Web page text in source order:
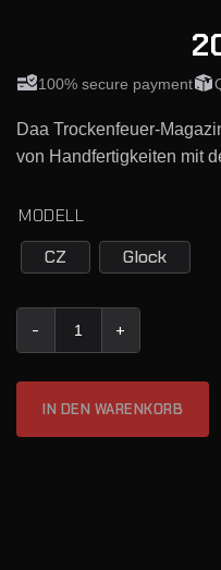
100% secure payment
Daa Trockenfeuer-
von Handfertigkeiten mit
MODELL
CZ
Glock
IN DEN WARENKORB